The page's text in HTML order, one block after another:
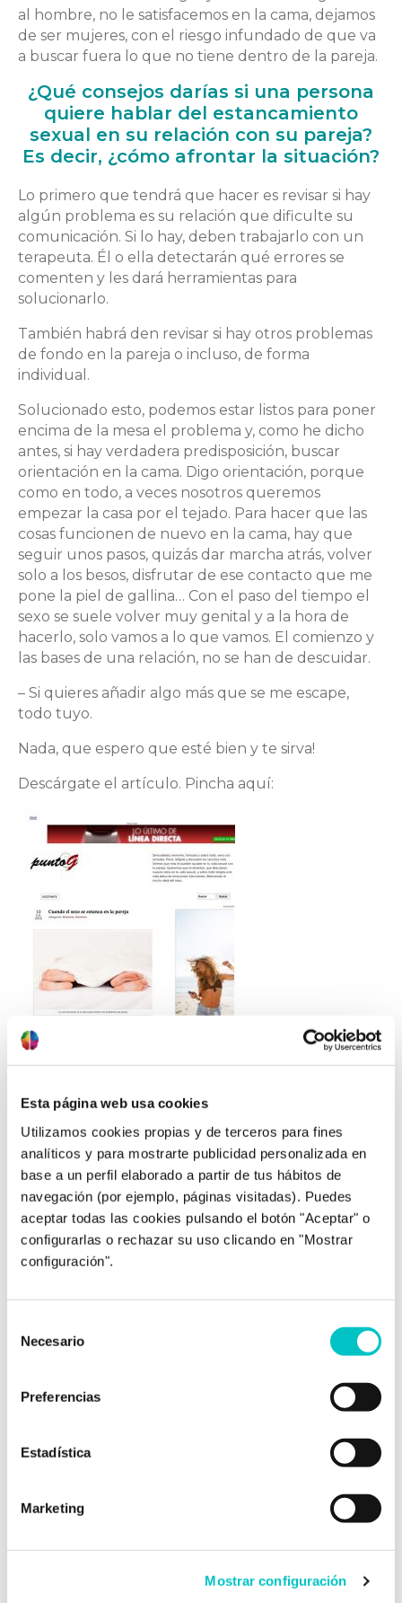
Esta página web usa cookies
Utilizamos cookies propias y de terceros para fines
analíticos y para mostrarte publicidad personalizada en
base a un perfil elaborado a partir de tus hábitos de
navegación (por ejemplo, páginas visitadas). Puedes
aceptar todas las cookies pulsando el botón "Aceptar" o
configurarlas o rechazar su uso clicando en "Mostrar
configuración".
Necesario
Preferencias
Estadística
Marketing
Mostrar configuración
al hombre, no le satisfacemos en la cama, dejamos
de ser mujeres, con el riesgo infundado de que va
a buscar fuera lo que no tiene dentro de la pareja.
¿Qué consejos darías si una persona
quiere hablar del estancamiento
sexual en su relación con su pareja?
Es decir, ¿cómo afrontar la situación?
Lo primero que tendrá que hacer es revisar si hay
algún problema es su relación que dificulte su
comunicación. Si lo hay, deben trabajarlo con un
terapeuta. Él o ella detectarán qué errores se
comenten y les dará herramientas para
solucionarlo.
También habrá den revisar si hay otros problemas
de fondo en la pareja o incluso, de forma
individual.
Solucionado esto, podemos estar listos para poner
encima de la mesa el problema y, como he dicho
antes, si hay verdadera predisposición, buscar
orientación en la cama. Digo orientación, porque
como en todo, a veces nosotros queremos
empezar la casa por el tejado. Para hacer que las
cosas funcionen de nuevo en la cama, hay que
seguir unos pasos, quizás dar marcha atrás, volver
solo a los besos, disfrutar de ese contacto que me
pone la piel de gallina… Con el paso del tiempo el
sexo se suele volver muy genital y a la hora de
hacerlo, solo vamos a lo que vamos. El comienzo y
las bases de una relación, no se han de descuidar.
– Si quieres añadir algo más que se me escape,
todo tuyo.
Nada, que espero que esté bien y te sirva!
Descárgate el artículo. Pincha aquí:
Zoraida Rodríguez Vílchez
Contenido supervisado por Zoraida Rodríguez,
directora de Zoraida Rodríguez Centro de
adultos desde 2005, con experiencia en temas como
dependencia emocional, pareja, autoestima, depresión,
opositores. Además, cuenta con una acreditación en
psicología deportiva y ha trabajado con equipos y
trabaja en su propia consulta en Granada, involucrada
en proyectos interesantes y entregando lo mejor de sí